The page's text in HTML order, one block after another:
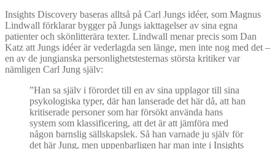
Insights Discovery baseras alltså på Carl Jungs idéer, som Magnus
Lindwall förklarar bygger på Jungs iakttagelser av sina egna
patienter och skönlitterära texter. Lindwall menar precis som Dan
Katz att Jungs idéer är vederlagda sen länge, men inte nog med det –
en av de jungianska personlighetstesternas största kritiker var
nämligen Carl Jung själv:
”Han sa själv i förordet till en av sina upplagor till sina
psykologiska typer, där han lanserade det här då, att han
kritiserade personer som har försökt använda hans
system som klassificering, att det är att jämföra med
någon barnslig sällskapslek. Så han varnade ju själv för
det här Jung, men uppenbarligen har man inte i Insights